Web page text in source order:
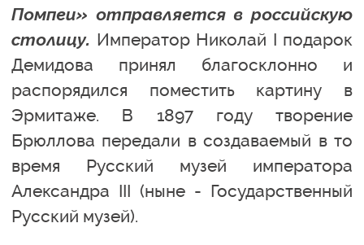
Помпеи» отправляется в российскую
столицу. Император Николай I подарок
Демидова принял благосклонно и
распорядился поместить картину в
Эрмитаже. В 1897 году творение
Брюллова передали в создаваемый в то
время Русский музей императора
Александра III (ныне - Государственный
Русский музей).